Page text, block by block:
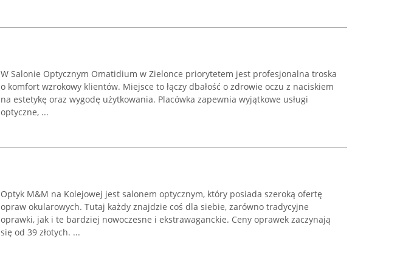
W Salonie Optycznym Omatidium w Zielonce priorytetem jest profesjonalna troska
o komfort wzrokowy klientów. Miejsce to łączy dbałość o zdrowie oczu z naciskiem
na estetykę oraz wygodę użytkowania. Placówka zapewnia wyjątkowe usługi
optyczne, ...
Optyk M&M na Kolejowej jest salonem optycznym, który posiada szeroką ofertę
opraw okularowych. Tutaj każdy znajdzie coś dla siebie, zarówno tradycyjne
oprawki, jak i te bardziej nowoczesne i ekstrawaganckie. Ceny oprawek zaczynają
się od 39 złotych. ...